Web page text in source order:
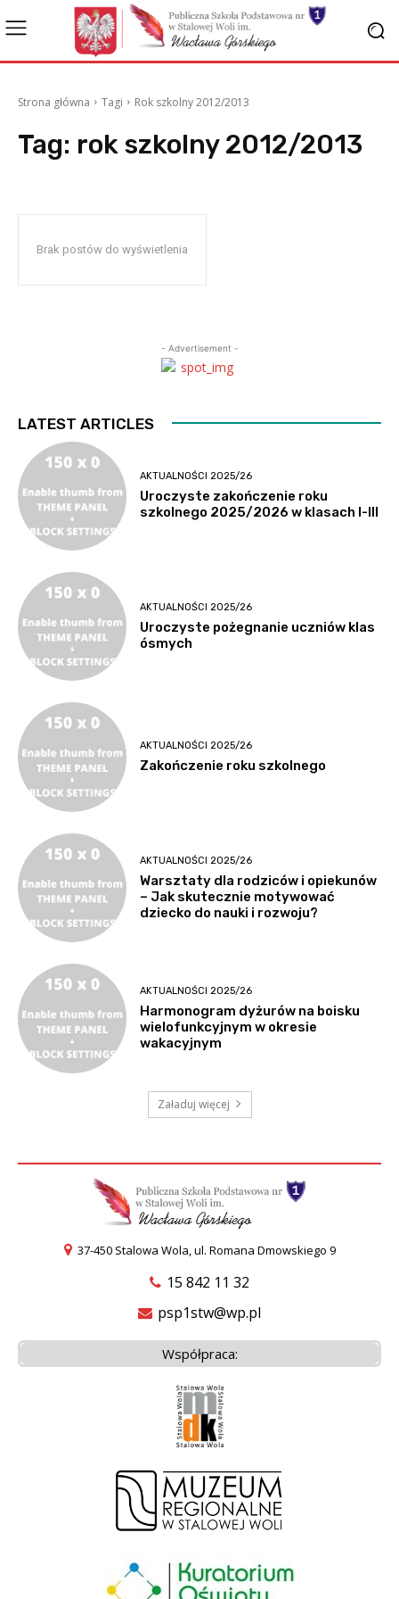
Strona główna Tagi Rok szkolny 2012/2013
Tag: rok szkolny 2012/2013
Brak postów do wyświetlenia
- Advertisement -
LATEST ARTICLES
AKTUALNOŚCI 2025/26
Uroczyste zakończenie roku
szkolnego 2025/2026 w klasach I-III
AKTUALNOŚCI 2025/26
Uroczyste pożegnanie uczniów klas
ósmych
AKTUALNOŚCI 2025/26
Zakończenie roku szkolnego
AKTUALNOŚCI 2025/26
Warsztaty dla rodziców i opiekunów
– Jak skutecznie motywować
dziecko do nauki i rozwoju?
AKTUALNOŚCI 2025/26
Harmonogram dyżurów na boisku
wielofunkcyjnym w okresie
wakacyjnym
Załaduj więcej
37-450 Stalowa Wola, ul. Romana Dmowskiego 9
15 842 11 32
psp1stw@wp.pl
Współpraca: